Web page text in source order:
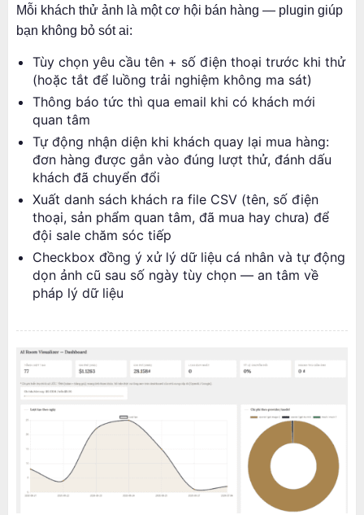
Mỗi khách thử ảnh là một cơ hội bán hàng — plugin giúp
bạn không bỏ sót ai:
Tùy chọn yêu cầu tên + số điện thoại trước khi thử
(hoặc tắt để luồng trải nghiệm không ma sát)
Thông báo tức thì qua email khi có khách mới
quan tâm
Tự động nhận diện khi khách quay lại mua hàng:
đơn hàng được gắn vào đúng lượt thử, đánh dấu
khách đã chuyển đổi
Xuất danh sách khách ra file CSV (tên, số điện
thoại, sản phẩm quan tâm, đã mua hay chưa) để
đội sale chăm sóc tiếp
Checkbox đồng ý xử lý dữ liệu cá nhân và tự động
dọn ảnh cũ sau số ngày tùy chọn — an tâm về
pháp lý dữ liệu